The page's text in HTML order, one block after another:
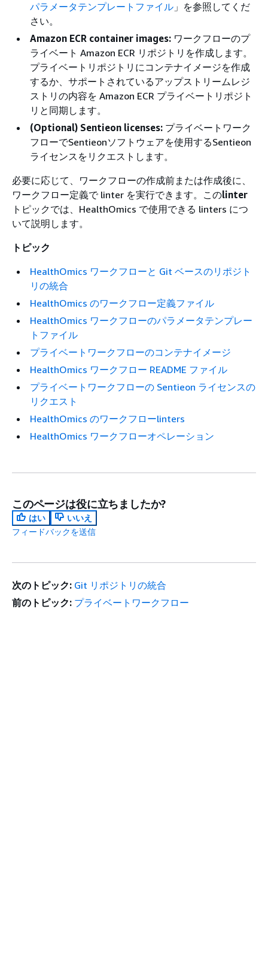
パラメータテンプレートファイル 」を参照してくだ
さい。
Amazon ECR container images: ワークフローのプ
ライベート Amazon ECR リポジトリを作成します。
プライベートリポジトリにコンテナイメージを作成
するか、サポートされているアップストリームレジ
ストリの内容を Amazon ECR プライベートリポジト
リと同期します。
(Optional) Sentieon licenses: プライベートワーク
フローでSentieonソフトウェアを使用するSentieon
ライセンスをリクエストします。
必要に応じて、ワークフローの作成前または作成後に、
ワークフロー定義で linter を実行できます。このlinter
トピックでは、HealthOmics で使用できる linters につ
いて説明します。
トピック
HealthOmics ワークフローと Git ベースのリポジト
リの統合
HealthOmics のワークフロー定義ファイル
HealthOmics ワークフローのパラメータテンプレー
トファイル
プライベートワークフローのコンテナイメージ
HealthOmics ワークフロー README ファイル
プライベートワークフローの Sentieon ライセンスの
リクエスト
HealthOmics のワークフローlinters
HealthOmics ワークフローオペレーション
このページは役に立ちましたか?
はい
いいえ
フィードバックを送信
次のトピック: Git リポジトリの統合
前のトピック: プライベートワークフロー